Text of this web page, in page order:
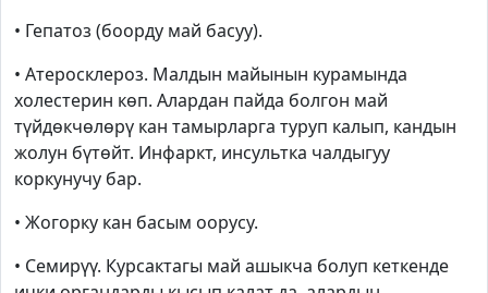
• Гепатоз (боорду май басуу).
• Атеросклероз. Малдын майынын курамында
холестерин көп. Алардан пайда болгон май
түйдөкчөлөрү кан тамырларга туруп калып, кандын
жолун бүтөйт. Инфаркт, инсультка чалдыгуу
коркунучу бар.
• Жогорку кан басым оорусу.
• Семирүү. Курсактагы май ашыкча болуп кеткенде